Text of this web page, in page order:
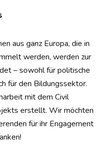
aus ganz Europa, die in
werden, werden zur
– sowohl für politische
für den Bildungssektor.
mit dem Civil
erstellt. Wir möchten
für ihr Engagement